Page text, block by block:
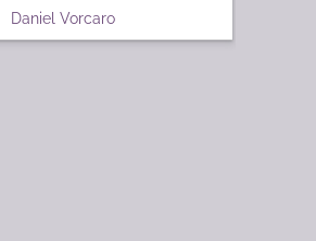
Daniel Vorcaro